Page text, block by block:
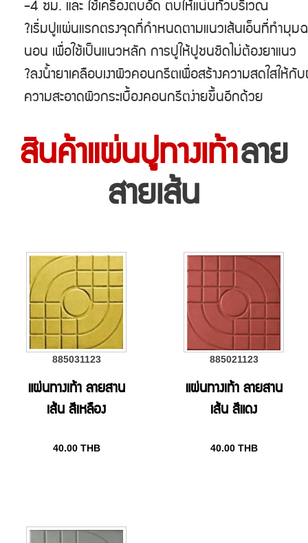
-4 ซม. และ ใช้เครื่องตบอัด ตบให้แน่นทั่วบริเวณ
?เริ่มปูแผ่นแรกตรงจุดที่กำหนดตามแนวเส้นเอ็นที่ทำมุมฉ
นอน เพื่อใช้เป็นแนวหลัก การปูให้ปูชนชิดไม่ต้องยาแนว
?ลงน้ำยาเคลือบเงาผิวคอนกรีตเพื่อสร้างความสดใสใ
ความสะอาดผิวกระเบื้องคอนกรีตง่ายขึ้นอีกด้วย
สินค้าแผ่นปูทางเท้าลาย
สายเส้น
885031123
แผ่นทางเท้า ลายสาน
เส้น สีเหลือง
40.00 THB
885021123
แผ่นทางเท้า ลายสาน
เส้น สีแดง
40.00 THB